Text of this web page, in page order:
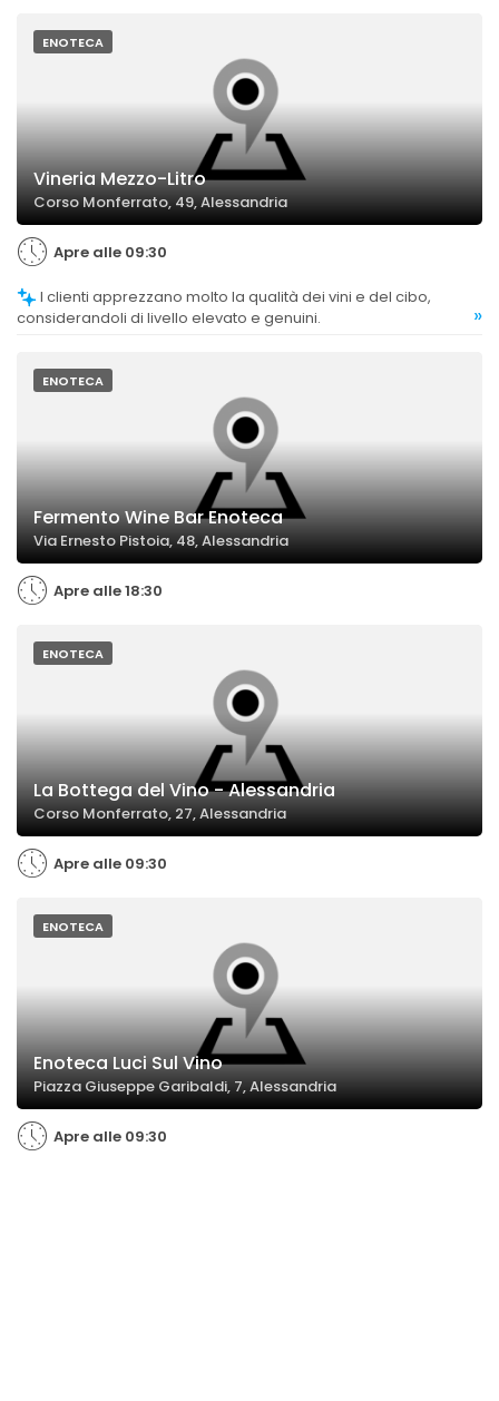
ENOTECA
Vineria Mezzo-Litro
Corso Monferrato, 49, Alessandria
Apre alle 09:30
considerandoli di livello elevato e genuini.
»
ENOTECA
Fermento Wine Bar Enoteca
Via Ernesto Pistoia, 48, Alessandria
Apre alle 18:30
ENOTECA
La Bottega del Vino - Alessandria
Corso Monferrato, 27, Alessandria
Apre alle 09:30
ENOTECA
Enoteca Luci Sul Vino
Piazza Giuseppe Garibaldi, 7, Alessandria
Apre alle 09:30